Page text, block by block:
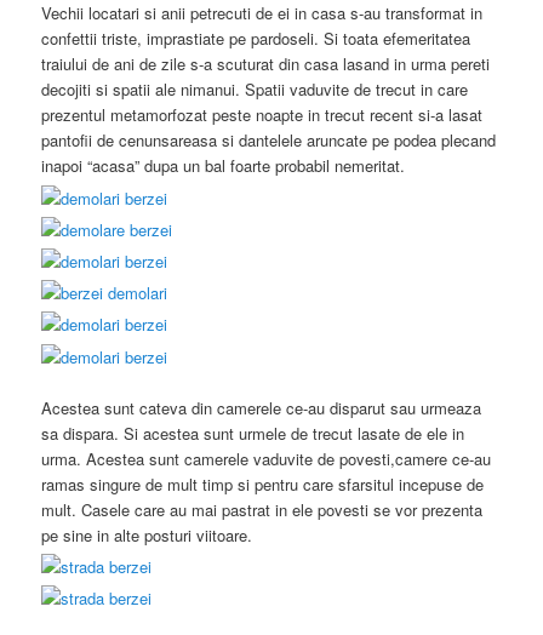
Vechii locatari si anii petrecuti de ei in casa s-au transformat in
confettii triste, imprastiate pe pardoseli. Si toata efemeritatea
traiului de ani de zile s-a scuturat din casa lasand in urma pereti
decojiti si spatii ale nimanui. Spatii vaduvite de trecut in care
prezentul metamorfozat peste noapte in trecut recent si-a lasat
pantofii de cenunsareasa si dantelele aruncate pe podea plecand
inapoi “acasa” dupa un bal foarte probabil nemeritat.
Acestea sunt cateva din camerele ce-au disparut sau urmeaza
sa dispara. Si acestea sunt urmele de trecut lasate de ele in
urma. Acestea sunt camerele vaduvite de povesti,camere ce-au
ramas singure de mult timp si pentru care sfarsitul incepuse de
mult. Casele care au mai pastrat in ele povesti se vor prezenta
pe sine in alte posturi viitoare.